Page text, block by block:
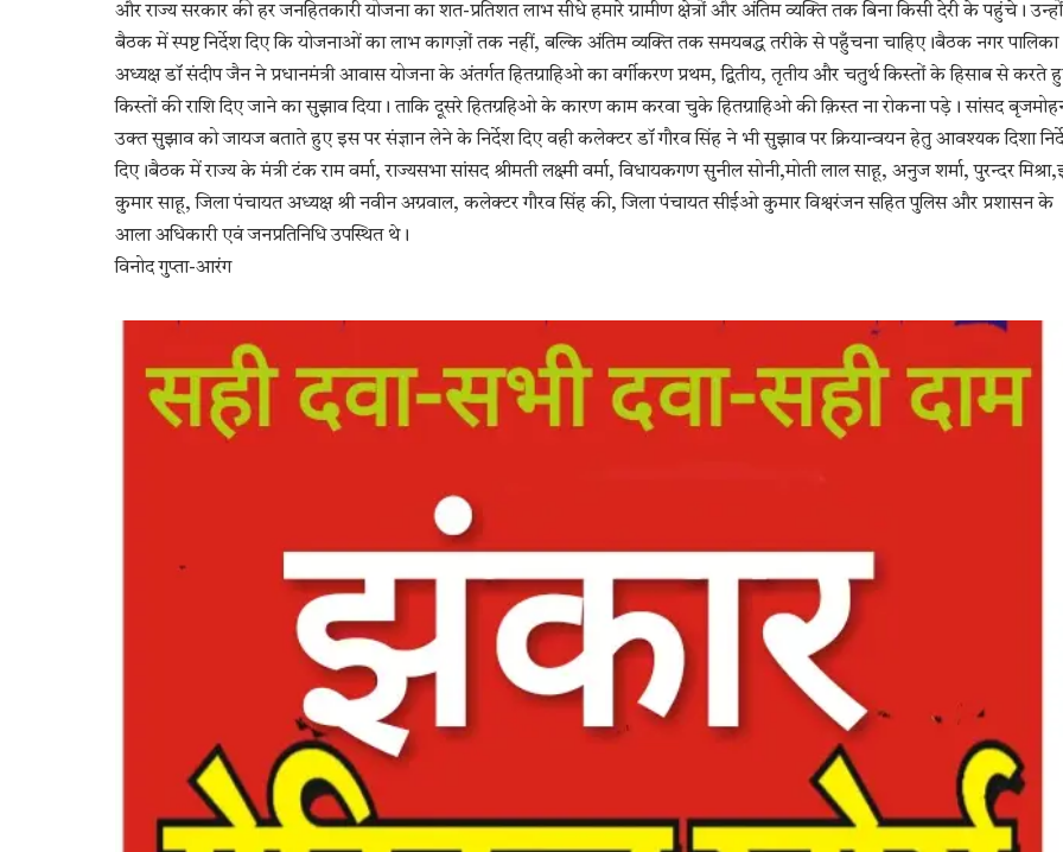
और राज्य सरकार की हर जनहितकारी योजना का शत-प्रतिशत लाभ सीधे हमारे ग्रामीण क्षेत्रों और अंतिम व्यक्ति तक बिना किसी देरी के पहुंचे।
बैठक में स्पष्ट निर्देश दिए कि योजनाओं का लाभ कागज़ों तक नहीं, बल्कि अंतिम व्यक्ति तक समयबद्ध तरीके से पहुँचना चाहिए।बैठक नगर पालिका
अध्यक्ष डॉ संदीप जैन ने प्रधानमंत्री आवास योजना के अंतर्गत हितग्राहिओ का वर्गीकरण प्रथम, द्वितीय, तृतीय और चतुर्थ किस्तों के हिसाब से करते
किस्तों की राशि दिए जाने का सुझाव दिया। ताकि दूसरे हितग्रहिओ के कारण काम करवा चुके हितग्राहिओ की क़िस्त ना रोकना पड़े। सांसद
उक्त सुझाव को जायज बताते हुए इस पर संज्ञान लेने के निर्देश दिए वही कलेक्टर डॉ गौरव सिंह ने भी सुझाव पर क्रियान्वयन हेतु आवश्यक दिशा
दिए।बैठक में राज्य के मंत्री टंक राम वर्मा, राज्यसभा सांसद श्रीमती लक्ष्मी वर्मा, विधायकगण सुनील सोनी,मोती लाल साहू, अनुज शर्मा, पुरन्दर
कुमार साहू, जिला पंचायत अध्यक्ष श्री नवीन अग्रवाल, कलेक्टर गौरव सिंह की, जिला पंचायत सीईओ कुमार विश्वरंजन सहित पुलिस और प्रशासन के
आला अधिकारी एवं जनप्रतिनिधि उपस्थित थे।
विनोद गुप्ता-आरंग